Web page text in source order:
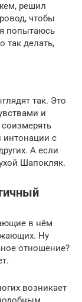
решил
чтобы
попытаюсь
так делать,
так. Это
и
интонации с
А если
Шапокляк.
в нём
Ну
отношение?
возникает